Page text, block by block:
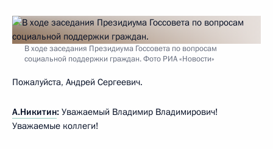
В ходе заседания Президиума Госсовета по вопросам
социальной поддержки граждан. Фото РИА «Новости»
Пожалуйста, Андрей Сергеевич.
А.Никитин: Уважаемый Владимир Владимирович!
Уважаемые коллеги!